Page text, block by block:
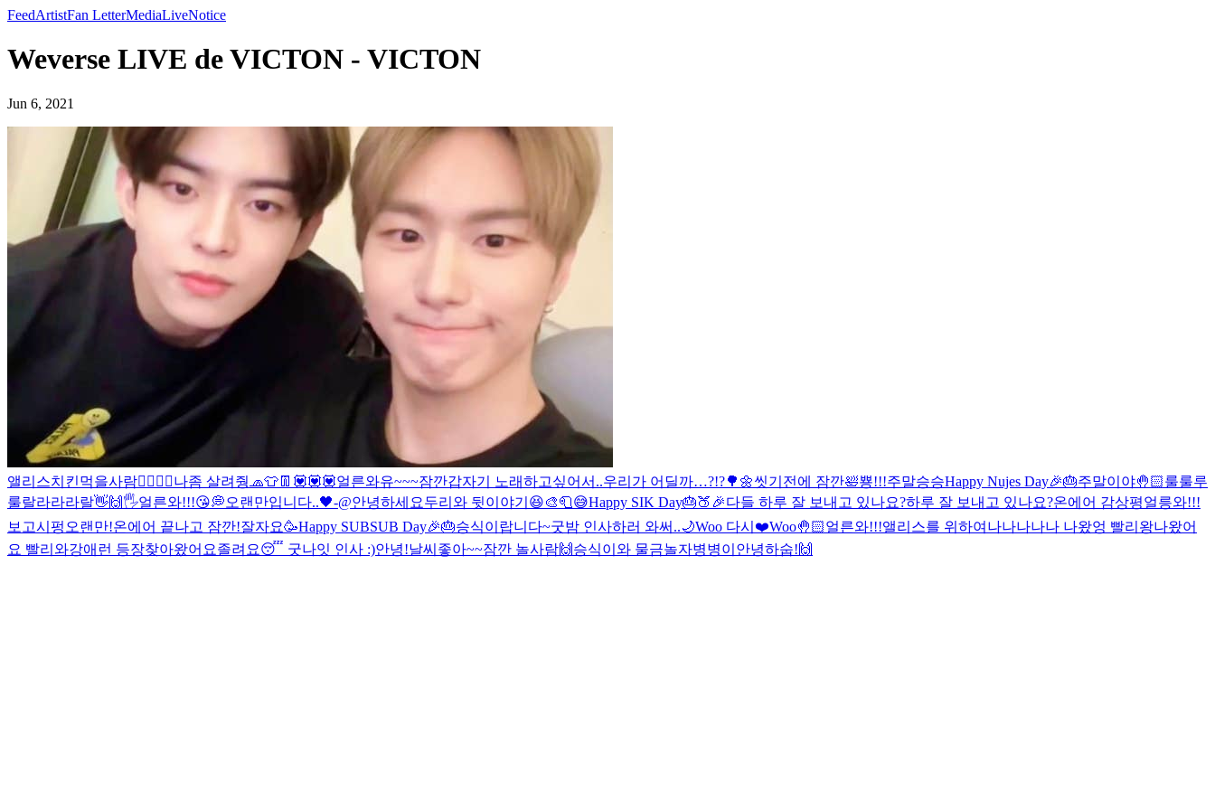
FeedArtistFan LetterMediaLiveNotice
Weverse LIVE de VICTON - VICTON
Jun 6, 2021
앨리스치킨먹을사람🙋‍♀️🙋‍♂️나좀 살려줭 🧢👕👖 💟💟💟얼른와유~~~잠깐갑자기 노래하고싶어서..우리가 어딜까…?!?🌳🌼씻기전에 잠깐🛀뿅!!!주말승승Happy Nujes Day🎉🎂주말이야🤚🏻룰룰루
룰랄라라라랄👋🙌🖐얼른와!!!😘💭오랜만입니다..🖤-@안녕하세요두리와 뒷이야기😆🎨🧻😅Happy SIK Day🎂🍑🎉다들 하루 잘 보내고 있나요?하루 잘 보내고 있나요?온에어 감상평얼릉와!!!
보고시펑 오랜만!온에어 끝나고 잠깐!잘자요🥳Happy SUBSUB Day🎉🎂승식이랍니다~굿밤 인사하러 와써..🌙Woo 다시❤️Woo🤚🏻얼른와!!!앨리스를 위하여 나나나나나 나왔엉 빨리왕나왔어
요 빨리와강애런 등장찾아왔어요졸려요😴 굿나잇 인사 :)안녕!날씨좋아~~잠깐 놀사람🙌 승식이와 물금놀자병병이 안녕하숩!🙌